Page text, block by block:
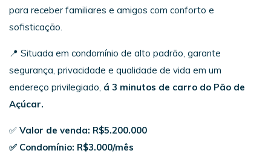
para receber familiares e amigos com conforto e
sofisticação.
📍 Situada em condomínio de alto padrão, garante
segurança, privacidade e qualidade de vida em um
endereço privilegiado, á 3 minutos de carro do Pão de
Açúcar.
✅ Valor de venda: R$5.200.000
✅ Condomínio: R$3.000/mês